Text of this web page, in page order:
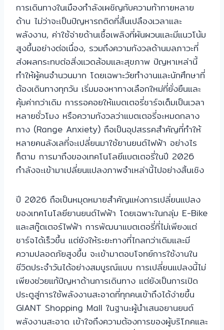
การเดินทางในเมืองกำลังเผชิญกับความท้าทายหลาย
ด้าน ไม่ว่าจะเป็นปัญหารถติดที่สิ้นเปลืองเวลาและ
พลังงาน, ค่าใช้จ่ายด้านเชื้อเพลิงที่ผันผวนและมีแนวโน้ม
สูงขึ้นอย่างต่อเนื่อง, รวมถึงความกังวลด้านมลภาวะที่
ส่งผลกระทบต่อสิ่งแวดล้อมและสุขภาพ ปัญหาเหล่านี้
ทำให้ผู้คนจำนวนมาก โดยเฉพาะวัยทำงานและนักศึกษาที่
ต้องเดินทางทุกวัน เริ่มมองหาทางเลือกใหม่ที่ยั่งยืนและ
คุ้มค่ากว่าเดิม การรอคอยให้แบตเตอรี่ชาร์จเต็มเป็นเวลา
หลายชั่วโมง หรือความกังวลว่าแบตเตอรี่จะหมดกลาง
ทาง (Range Anxiety) ถือเป็นอุปสรรคสำคัญที่ทำให้
หลายคนลังเลที่จะเปลี่ยนมาใช้ยานยนต์ไฟฟ้า อย่างไร
ก็ตาม การมาถึงของเทคโนโลยีแบตเตอรี่ในปี 2026
กำลังจะเข้ามาเปลี่ยนแปลงภาพจำเหล่านี้ไปอย่างสิ้นเชิง
ปี 2026 ถือเป็นหมุดหมายสำคัญแห่งการเปลี่ยนแปลง
ของเทคโนโลยียานยนต์ไฟฟ้า โดยเฉพาะในกลุ่ม E-Bike
และสกู๊ตเตอร์ไฟฟ้า การพัฒนาแบตเตอรี่ที่ไม่เพียงแต่
ชาร์จได้เร็วขึ้น แต่ยังให้ระยะทางที่ไกลกว่าเดิมและมี
ความปลอดภัยสูงขึ้น จะเข้ามาตอบโจทย์การใช้งานใน
ชีวิตประจำวันได้อย่างสมบูรณ์แบบ การเปลี่ยนแปลงนี้ไม่
เพียงช่วยแก้ปัญหาด้านการเดินทาง แต่ยังเป็นการเปิด
ประตูสู่การใช้พลังงานสะอาดที่ทุกคนเข้าถึงได้ง่ายขึ้น
GIANT Shopping Mall ในฐานะผู้นำเสนอยานยนต์
พลังงานสะอาด เข้าใจถึงความต้องการของผู้บริโภคและ